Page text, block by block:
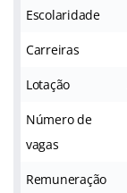
Escolaridade
Carreiras
Lotação
Número de
vagas
Remuneração